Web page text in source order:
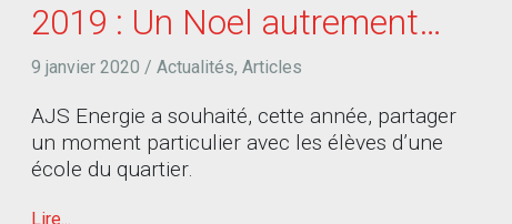
2019 : Un Noel autrement…
9 janvier 2020 / Actualités,Articles
AJS Energie a souhaité, cette année, partager
un moment particulier avec les élèves d’une
école du quartier.
Lire...